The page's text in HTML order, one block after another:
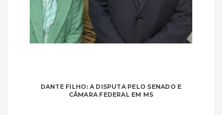
DANTE FILHO: A DISPUTA PELO SENADO E
CÂMARA FEDERAL EM MS